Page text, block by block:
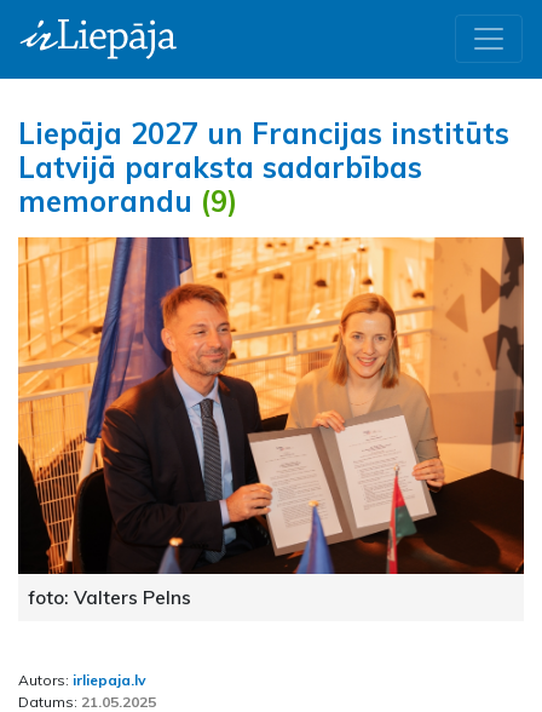
Liepāja 2027 un Francijas institūts
Latvijā paraksta sadarbības
memorandu (9)
foto: Valters Pelns
Autors: irliepaja.lv
Datums: 21.05.2025